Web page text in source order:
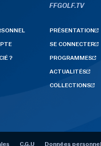
?
FFGOLF.TV
PRÉSENTATION
SE CONNECTER
PROGRAMMES
ACTUALITÉS
COLLECTIONS
C.G.U Données